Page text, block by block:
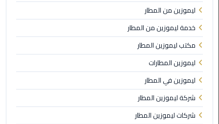
مطار
القاهرة
ليموزين
ليموزين
دهب
مكاتب
ليموزين
الاسكندرية
ليموزين من المطار
خدمة ليموزين من المطار
مكتب ليموزين المطار
ليموزين المطارات
ليموزين في المطار
شركة ليموزين المطار
شركات ليموزين المطار